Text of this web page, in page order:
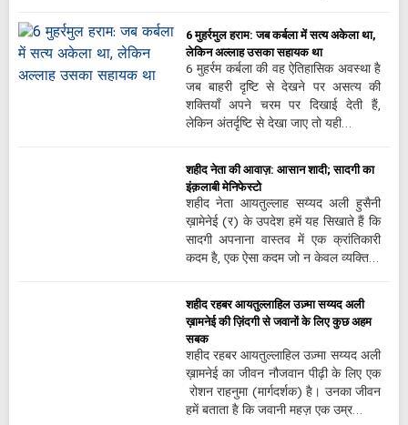
6 मुहर्रमुल हराम: जब कर्बला में सत्य अकेला था,
लेकिन अल्लाह उसका सहायक था
6 मुहर्रम कर्बला की वह ऐतिहासिक अवस्था है
जब बाहरी दृष्टि से देखने पर असत्य की
शक्तियाँ अपने चरम पर दिखाई देती हैं,
लेकिन अंतर्दृष्टि से देखा जाए तो यही…
शहीद नेता की आवाज़: आसान शादी; सादगी का
इंक़लाबी मेनिफेस्टो
शहीद नेता आयतुल्लाह सय्यद अली हुसैनी
ख़ामेनेई (र) के उपदेश हमें यह सिखाते हैं कि
सादगी अपनाना वास्तव में एक क्रांतिकारी
कदम है, एक ऐसा कदम जो न केवल व्यक्ति…
शहीद रहबर आयतुल्लाहिल उज़्मा सय्यद अली
ख़ामनेई की ज़िंदगी से जवानों के लिए कुछ अहम
सबक
शहीद रहबर आयतुल्लाहिल उज़्मा सय्यद अली
ख़ामनेई का जीवन नौजवान पीढ़ी के लिए एक
रोशन राहनुमा (मार्गदर्शक) है। उनका जीवन
हमें बताता है कि जवानी महज़ एक उम्र…